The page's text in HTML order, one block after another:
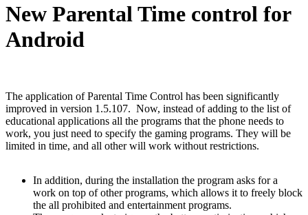
New Parental Time control for
Android
The application of Parental Time Control has been significantly
improved in version 1.5.107. Now, instead of adding to the list of
educational applications all the programs that the phone needs to
work, you just need to specify the gaming programs. They will be
limited in time, and all other will work without restrictions.
In addition, during the installation the program asks for a
work on top of other programs, which allows it to freely block
the all prohibited and entertainment programs.